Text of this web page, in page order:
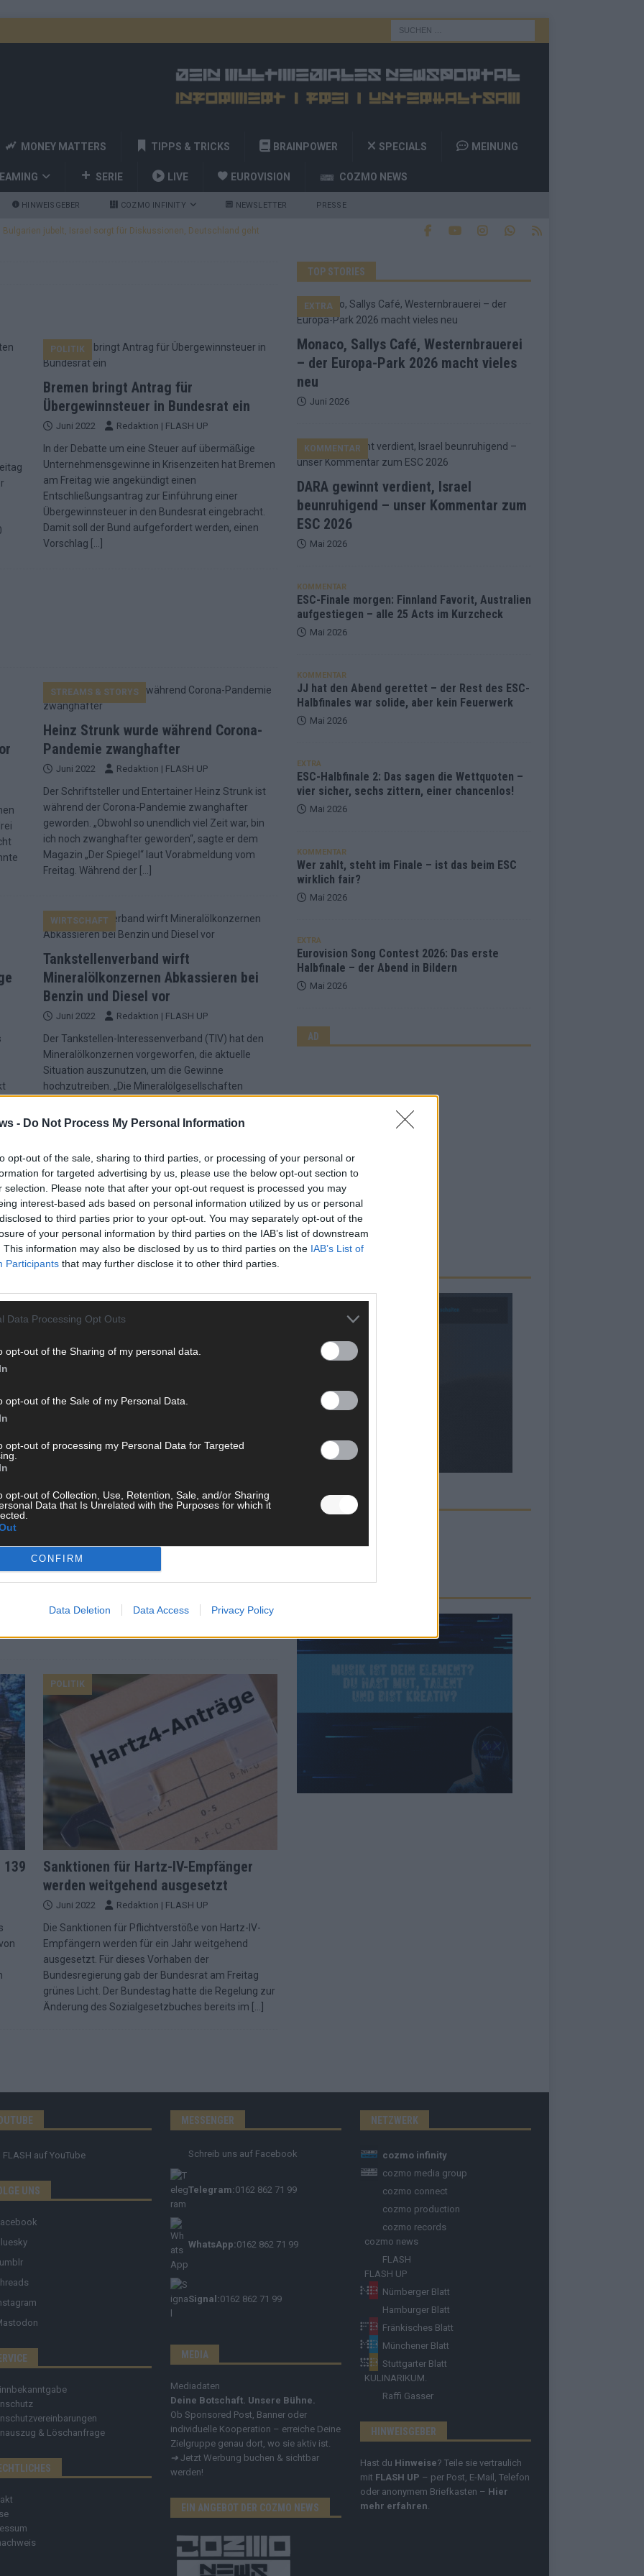
- Do Not Process My Personal Information
opt-out of the sale, sharing to third parties, or processing of your personal or
for targeted advertising by us, please use the below opt-out section to
selection. Please note that after your opt-out request is processed you may
interest-based ads based on personal information utilized by us or personal
to third parties prior to your opt-out. You may separately opt-out of the
of your personal information by third parties on the IAB’s list of downstream
This information may also be disclosed by us to third parties on the IAB’s List of
Participants that may further disclose it to other third parties.
Data Processing Opt Outs
opt-out of the Sharing of my personal data.
opt-out of the Sale of my Personal Data.
opt-out of processing my Personal Data for Targeted
opt-out of Collection, Use, Retention, Sale, and/or Sharing
Data that Is Unrelated with the Purposes for which it
CONFIRM
Data Deletion Data Access Privacy Policy
MONEY MATTERS TIPPS & TRICKS BRAINPOWER SPECIALS MEINUNG
SERIE LIVE EUROVISION COZMO NEWS
HINWEISGEBER COZMO INFINITY NEWSLETTER PRESSE
Bulgarien jubelt, Israel sorgt für Diskussionen, Deutschland geht
Startreihenfolge steht, Deutschland singt als Zweites!
Favorit, Australien aufgestiegen – alle 25 Acts im Kurzcheck
Zahl zur Ikone wurde: 70 Jahre ESC-Wertungsgeschichte!
– 26 Länder wollen den Sieg in Wien EUROVISION
– der Rest des ESC-Halbfinales war solide, aber kein Feuerwerk
die Wettquoten – vier sicher, sechs zittern, einer chancenlos!
POLITIK
Bremen bringt Antrag für
Übergewinnsteuer in Bundesrat ein
Juni 2022 Redaktion | FLASH UP
In der Debatte um eine Steuer auf übermäßige
Unternehmensgewinne in Krisenzeiten hat Bremen
am Freitag wie angekündigt einen
Entschließungsantrag zur Einführung einer
Übergewinnsteuer in den Bundesrat eingebracht.
Damit soll der Bund aufgefordert werden, einen
Vorschlag
STREAMS & STORYS
Heinz Strunk wurde während Corona-
Pandemie zwanghafter
Juni 2022 Redaktion | FLASH UP
Der Schriftsteller und Entertainer Heinz Strunk ist
während der Corona-Pandemie zwanghafter
geworden. „Obwohl so unendlich viel Zeit war, bin
ich noch zwanghafter geworden“, sagte er dem
Magazin „Der Spiegel“ laut Vorabmeldung vom
Freitag. Während der
WIRTSCHAFT
Tankstellenverband wirft
Mineralölkonzernen Abkassieren bei
Benzin und Diesel vor
Juni 2022 Redaktion | FLASH UP
Der Tankstellen-Interessenverband (TIV) hat den
Mineralölkonzernen vorgeworfen, die aktuelle
Situation auszunutzen, um die Gewinne
hochzutreiben. „Die Mineralölgesellschaften
das einen relativ hohen Benzinpreis ermöglicht“,
in
verletzt
Esslingen in Baden-Württemberg sind am Freitag
eine Betreuerin und ein siebenjähriges Mädchen
sich auf der Flucht, teilte die Polizei in Reutlingen
POLITIK
Sanktionen für Hartz-IV-Empfänger
werden weitgehend ausgesetzt
Juni 2022 Redaktion | FLASH UP
Die Sanktionen für Pflichtverstöße von Hartz-IV-
Empfängern werden für ein Jahr weitgehend
ausgesetzt. Für dieses Vorhaben der
Bundesregierung gab der Bundesrat am Freitag
grünes Licht. Der Bundestag hatte die Regelung zur
Änderung des Sozialgesetzbuches bereits im
TOP STORIES
Monaco, Sallys Café, Westernbrauerei
– der Europa-Park 2026 macht vieles
neu
EXTRA
Juni 2026
DARA gewinnt verdient, Israel
beunruhigend – unser Kommentar zum
ESC 2026
KOMMENTAR
Mai 2026
KOMMENTAR
ESC-Finale morgen: Finnland Favorit, Australien
aufgestiegen – alle 25 Acts im Kurzcheck
Mai 2026
KOMMENTAR
JJ hat den Abend gerettet – der Rest des ESC-
Halbfinales war solide, aber kein Feuerwerk
Mai 2026
EXTRA
ESC-Halbfinale 2: Das sagen die Wettquoten –
vier sicher, sechs zittern, einer chancenlos!
Mai 2026
KOMMENTAR
Wer zahlt, steht im Finale – ist das beim ESC
wirklich fair?
Mai 2026
EXTRA
Eurovision Song Contest 2026: Das erste
Halbfinale – der Abend in Bildern
Mai 2026
AD
CHECK UNS AUF FACEBOOK
FLASH auf YouTube
UNS
& Löschanfrage
MESSENGER
Schreib uns auf Facebook
Telegram:0162 862 71 99
WhatsApp:0162 862 71 99
Signal:0162 862 71 99
MEDIA
Mediadaten
Deine Botschaft. Unsere Bühne.
Ob Sponsored Post, Banner oder
individuelle Kooperation – erreiche Deine
Zielgruppe genau dort, wo sie aktiv ist.
➔ Jetzt Werbung buchen & sichtbar
werden!
EIN ANGEBOT DER COZMO NEWS
NETZWERK
cozmo infinity
cozmo media group
cozmo connect
cozmo production
cozmo records
cozmo news
FLASH
FLASH UP
Nürnberger Blatt
Hamburger Blatt
Fränkisches Blatt
Münchener Blatt
Stuttgarter Blatt
KULINARIKUM.
Raffi Gasser
HINWEISGEBER
Hast du Hinweise? Teile sie vertraulich
mit FLASH UP – per Post, E-Mail, Telefon
oder anonymem Briefkasten – Hier
mehr erfahren.